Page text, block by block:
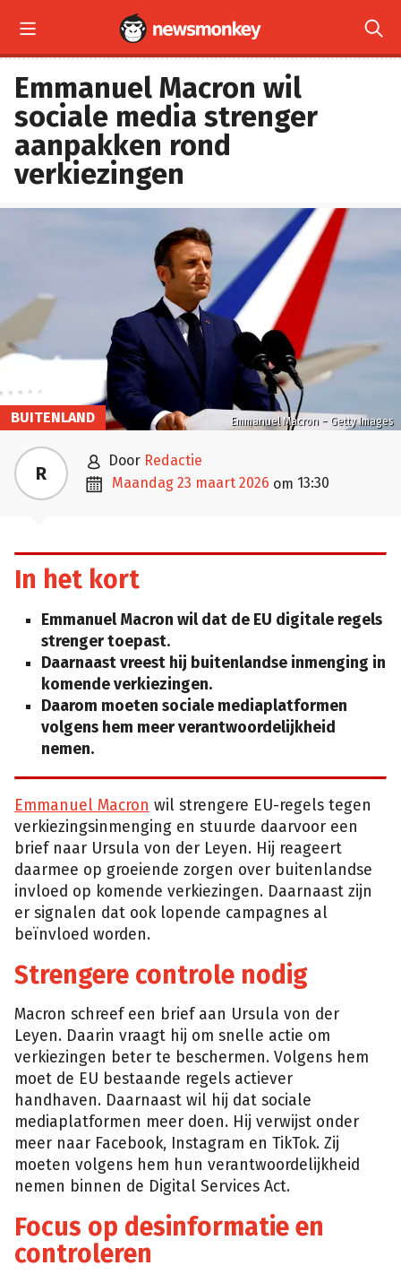
 
Emmanuel Macron wil
sociale media strenger
aanpakken rond
verkiezingen
Emmanuel Macron – Getty Images
BUITENLAND
R  door Redactie
 maandag 23 maart 2026 om 13:30
In het kort
Emmanuel Macron wil dat de EU digitale regels
strenger toepast.
Daarnaast vreest hij buitenlandse inmenging in
komende verkiezingen.
Daarom moeten sociale mediaplatformen
volgens hem meer verantwoordelijkheid
nemen.
Emmanuel Macron wil strengere EU-regels tegen
verkiezingsinmenging en stuurde daarvoor een
brief naar Ursula von der Leyen. Hij reageert
daarmee op groeiende zorgen over buitenlandse
invloed op komende verkiezingen. Daarnaast zijn
er signalen dat ook lopende campagnes al
beïnvloed worden.
Strengere controle nodig
Macron schreef een brief aan Ursula von der
Leyen. Daarin vraagt hij om snelle actie om
verkiezingen beter te beschermen. Volgens hem
moet de EU bestaande regels actiever
handhaven. Daarnaast wil hij dat sociale
mediaplatformen meer doen. Hij verwijst onder
meer naar Facebook, Instagram en TikTok. Zij
moeten volgens hem hun verantwoordelijkheid
nemen binnen de Digital Services Act.
Focus op desinformatie en
controleren